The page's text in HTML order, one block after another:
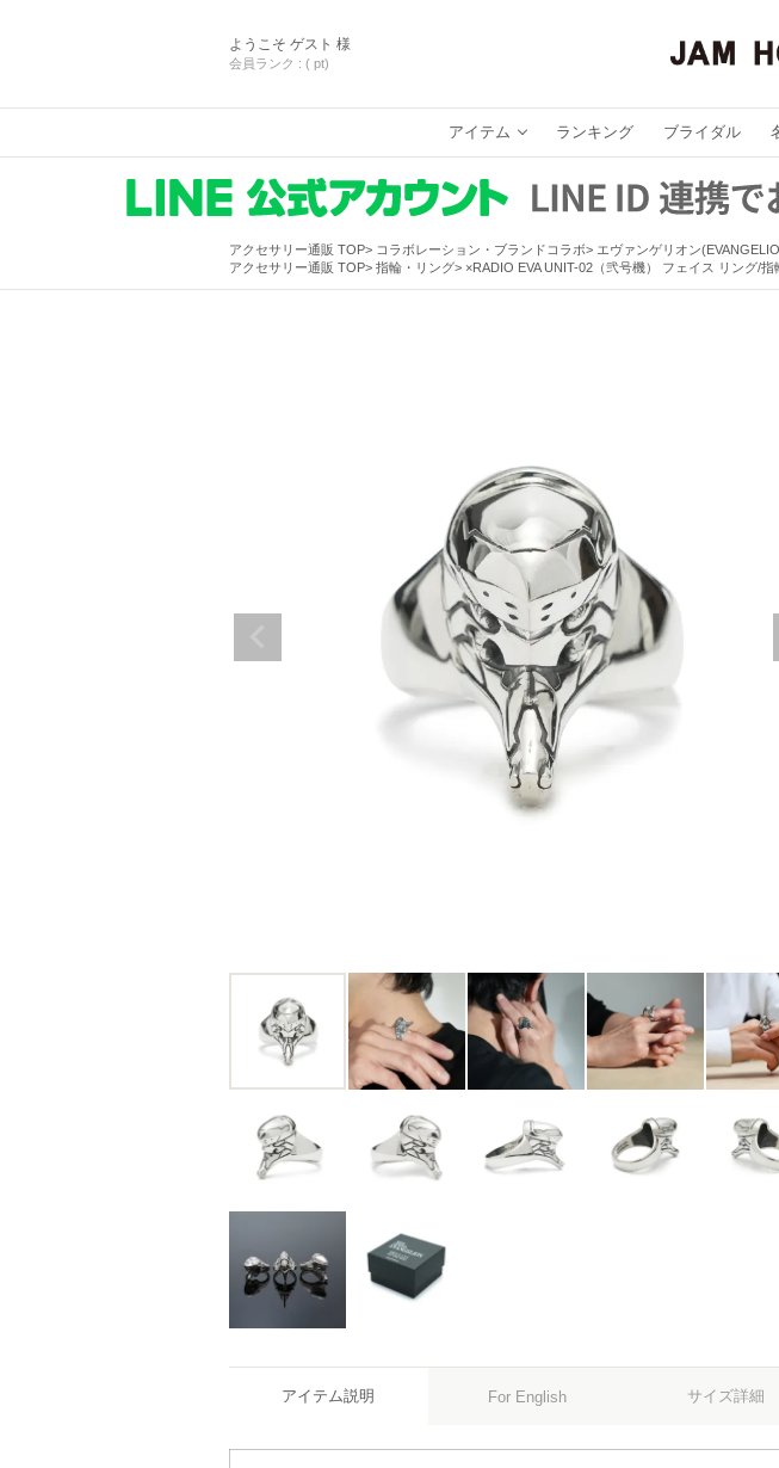
ようこそ ゲスト 様
会員ランク : ( pt)
アイテム ランキング ブライダル
アクセサリー通販 TOP コラボレーション・ブランドコラボ エヴァンゲリオン
アクセサリー通販 TOP
指輪・リング ×RADIO EVA UNIT-02（弐号機） フェイス リング/指
アイテム説明 For English サイズ詳細